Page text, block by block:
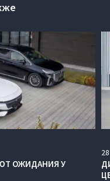
ОЖИДАНИЯ У
28